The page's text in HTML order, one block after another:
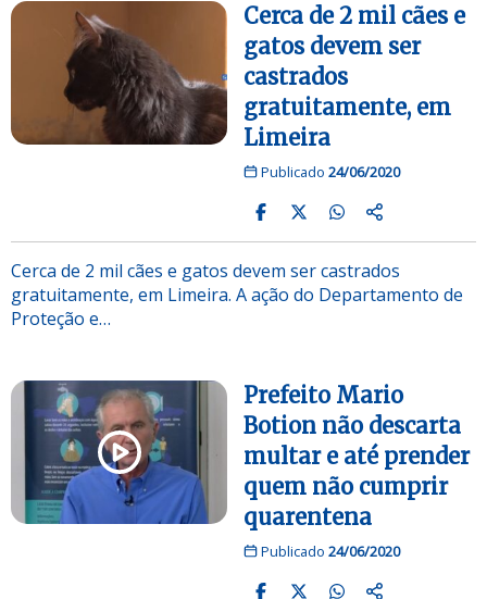
Cerca de 2 mil cães e
gatos devem ser
castrados
gratuitamente, em
Limeira
Publicado 24/06/2020
Cerca de 2 mil cães e gatos devem ser castrados
gratuitamente, em Limeira. A ação do Departamento de
Proteção e…
Prefeito Mario
Botion não descarta
multar e até prender
quem não cumprir
quarentena
Publicado 24/06/2020